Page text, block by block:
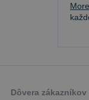
Dôvera zákazníkov